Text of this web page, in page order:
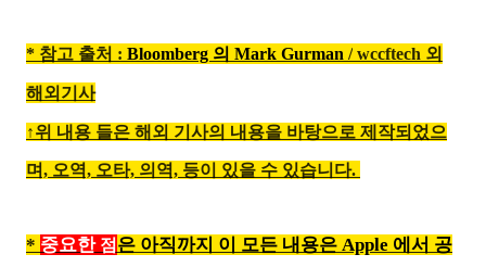
* 참고 출처 : Bloomberg 의 Mark Gurman / wccftech 외
해외기사
↑위 내용 들은 해외 기사의 내용을 바탕으로 제작되었으
며, 오역, 오타, 의역, 등이 있을 수 있습니다.
* 중요한점 은 아직까지 이 모든 내용은 Apple 에서 공